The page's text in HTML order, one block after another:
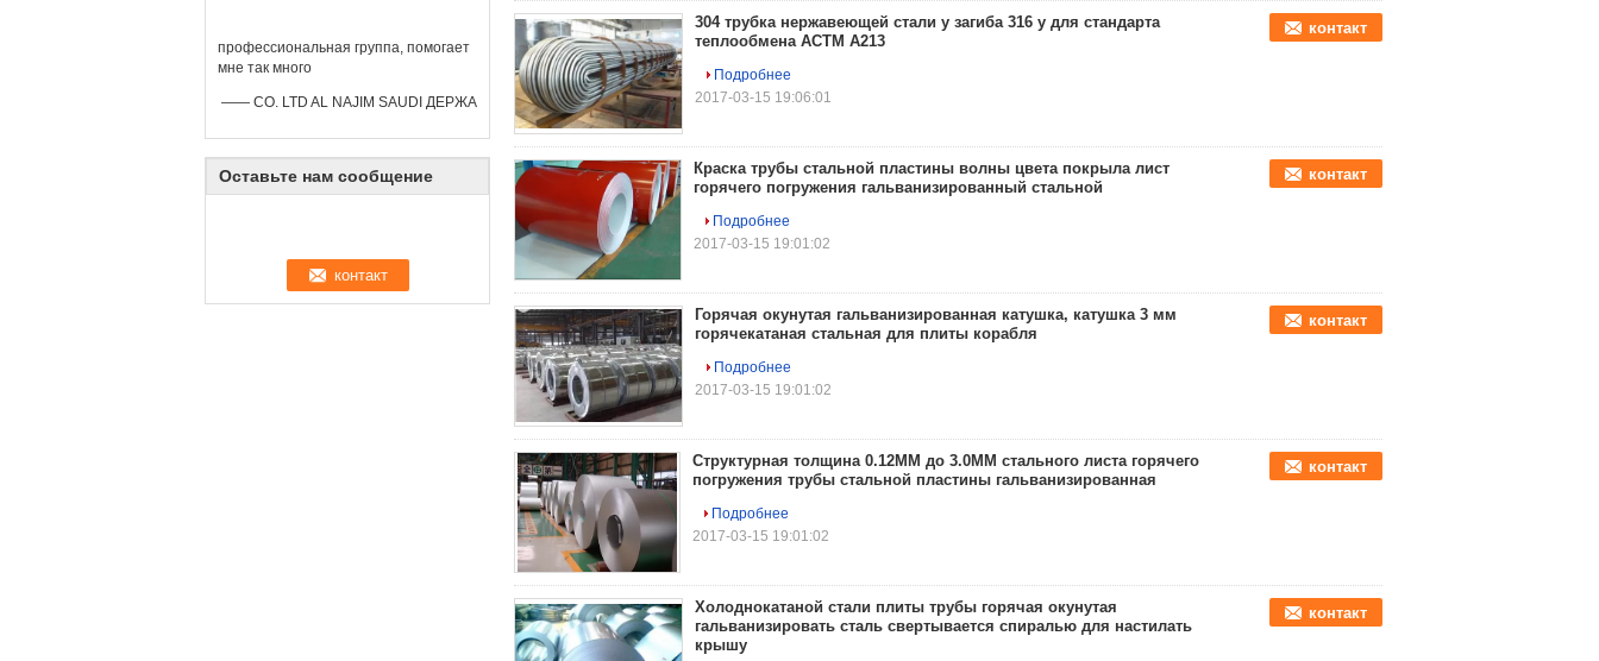
профессиональная группа, помогает
мне так много
—— CO. LTD AL NAJIM SAUDI ДЕРЖА
Оставьте нам сообщение
304 трубка нержавеющей стали у загиба 316 у для стандарта
теплообмена АСТМ А213
контакт
Подробнее
2017-03-15 19:06:01
Краска трубы стальной пластины волны цвета покрыла лист
горячего погружения гальванизированный стальной
контакт
Подробнее
2017-03-15 19:01:02
Горячая окунутая гальванизированная катушка, катушка 3 мм
горячекатаная стальная для плиты корабля
контакт
Подробнее
2017-03-15 19:01:02
Структурная толщина 0.12ММ до 3.0ММ стального листа горячего
погружения трубы стальной пластины гальванизированная
контакт
Подробнее
2017-03-15 19:01:02
Холоднокатаной стали плиты трубы горячая окунутая
гальванизировать сталь свертывается спиралью для настилать
крышу
контакт